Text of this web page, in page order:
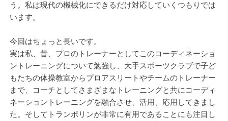
う。私は現代の機械化にできるだけ対応していくつもりでは
います。
今回はちょっと長いです。
実は私、昔、プロのトレーナーとしてこのコーディネーショ
ントレーニングについて勉強し、大手スポーツクラブで子ど
もたちの体操教室からプロアスリートやチームのトレーナー
まで、コーチとしてさまざまなトレーニングと共にコーディ
ネーショントレーニングを融合させ、活用、応用してきまし
た。そしてトランポリンが非常に有用であることにも注目し